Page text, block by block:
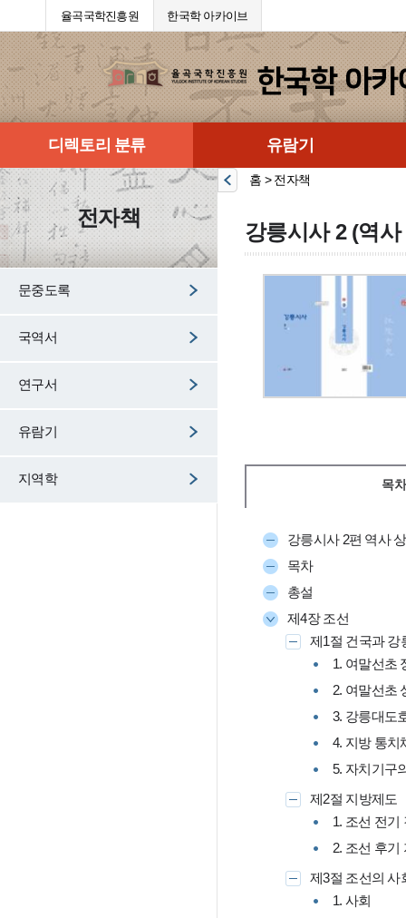
율곡국학진흥원 한국학 아카이브
디렉토리 분류 유람기
전자책
문중도록
국역서
연구서
유람기
지역학
홈 > 전자책
강릉시사 2 (역사
목차
강릉시사 2편 역사 상
목차
총설
제4장 조선
제1절 건국과 강
1. 여말선초
2. 여말선초
3. 강릉대도
4. 지방 통치
5. 자치기구
제2절 지방제도
1. 조선 전기
2. 조선 후기
제3절 조선의 사
1. 사회